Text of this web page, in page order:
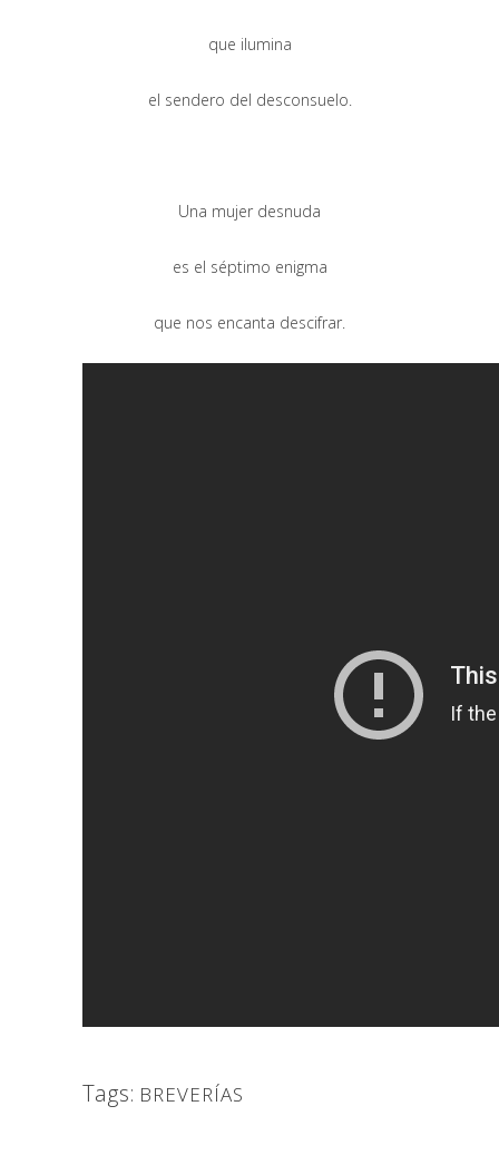
que ilumina
el sendero del desconsuelo.
Una mujer desnuda
es el séptimo enigma
que nos encanta descifrar.
Tags: BREVERÍAS